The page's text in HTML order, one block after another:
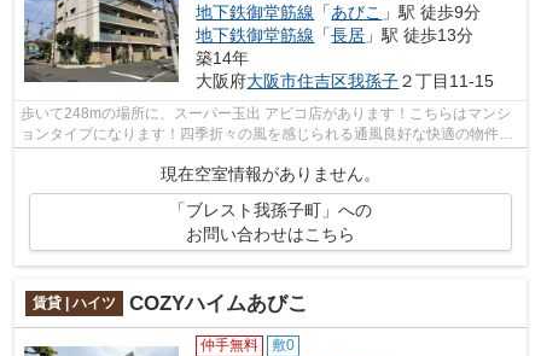
地下鉄御堂筋線 「あびこ 」駅 徒歩9分
地下鉄御堂筋線 「長居 」駅 徒歩13分
築14年
大阪府大阪市住吉区我孫子２丁目11-15
歩いて248mの場所に、スーパー玉出 アビコ店があります！こちらはマンシ
ョンタイプになります！四季折々の風を感じられる通風良好な快適の物件で
す！共用部には敷地内ごみ置き場・エレ...
現在空室情報がありません。
「ブレスト我孫子町」への
お問い合わせはこちら
賃貸 | ハイツ COZYハイムあびこ
仲手無料 敷0